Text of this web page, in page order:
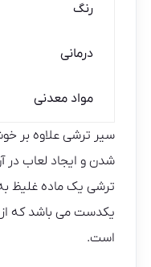
رنگ
درمانی
مواد معدنی
سیر ترشی علاوه بر
شدن و ایجاد لعاب در
ترشی یک ماده غلیظ
یکدست می باشد که
است.